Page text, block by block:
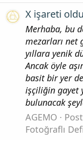
X işareti
Merhaba, bu
mezarları net
yıllara yenik
Ancak öyle
basit bir yer
işçiliğin gayet
bulunacak
AGEMO
Fotoğraflı